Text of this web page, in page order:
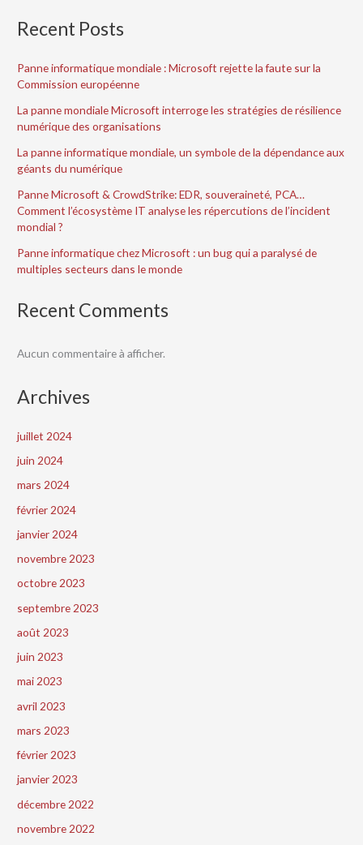
Recent Posts
Panne informatique mondiale : Microsoft rejette la faute sur la
Commission européenne
La panne mondiale Microsoft interroge les stratégies de résilience
numérique des organisations
La panne informatique mondiale, un symbole de la dépendance aux
géants du numérique
Panne Microsoft & CrowdStrike: EDR, souveraineté, PCA…
Comment l’écosystème IT analyse les répercutions de l’incident
mondial ?
Panne informatique chez Microsoft : un bug qui a paralysé de
multiples secteurs dans le monde
Recent Comments
Aucun commentaire à afficher.
Archives
juillet 2024
juin 2024
mars 2024
février 2024
janvier 2024
novembre 2023
octobre 2023
septembre 2023
août 2023
juin 2023
mai 2023
avril 2023
mars 2023
février 2023
janvier 2023
décembre 2022
novembre 2022